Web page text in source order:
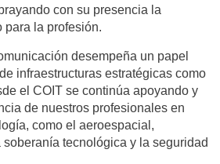
con su presencia la
para la profesión.
desempeña un papel
infraestructuras estratégicas como
el COIT se continúa apoyando y
de nuestros profesionales en
como el aeroespacial,
tecnológica y la seguridad